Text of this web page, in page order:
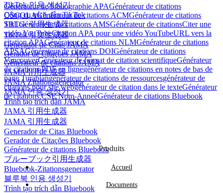
TikTok 인용 생성기
Công cụ trích dẫn TikTok
TikTok 引用生成器
TikTok 引文生成器
Generador de Citas JAMA
Gerador de Citações JAMA
Générateur de citations JAMA
JAMA引用生成器
JAMA Zitationsgenerator
JAMA 인용 생성기
Trình tạo trích dẫn JAMA
JAMA 引用生成器
JAMA 引用生成器
Generador de Citas Bluebook
Gerador de Citações Bluebook
Générateur de citations Bluebook
ブルーブック引用生成器
Bluebook-Zitationsgenerator
블루북 인용 생성기
Trình tạo trích dẫn Bluebook
Générateur de bibliographie APAGénérateur de citations
OSCOLAGénérateur de citations ACMGénérateur de citations
SBLGénérateur de citations AMSGénérateur de citationsCiter une
vidéo YouTubeCitation APA pour une vidéo YouTubeURL vers la
citation APAGénérateur de citations NLMGénérateur de citations
APSAGénérateur de citations DOIGénérateur de citations
VancouverGénérateur de format de citation scientifiqueGénérateur
de citations PDF en lignegénérateur de citations en notes de bas de
page Turabiangénérateur de citations de ressourcesgénérateur de
citations pour site webgénérateur de citation dans le texteGénérateur
de citations CSE Nom-AnneéGénérateur de citations Bluebook
Produits
Accueil
Documents